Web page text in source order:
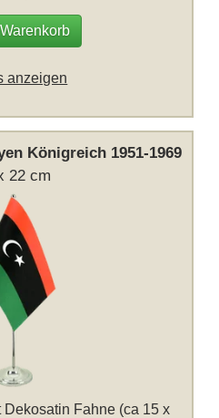
anzeigen
Königreich 1951-1969
22 cm
Dekosatin Fahne (ca 15 x